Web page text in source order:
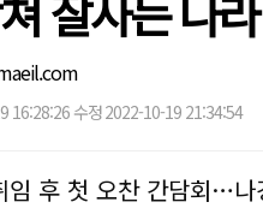
16:28:26 수정 2022-10-19 21:34:54
임 후 첫 오찬 간담회…